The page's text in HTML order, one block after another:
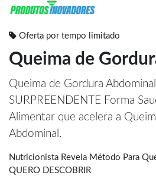
Oferta por tempo limitado
Queima de
Queima de Gordura
SURPREENDENTE Forma
Alimentar que acelera a
Abdominal.
Nutricionista Revela Método Para
QUERO DESCOBRIR